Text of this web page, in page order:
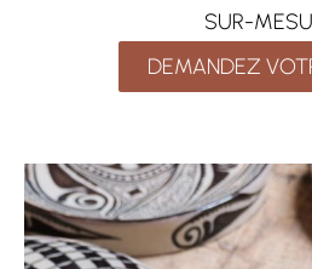
SUR-
DEMANDEZ